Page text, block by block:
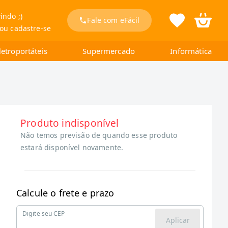
;)
cadastre-se
Fale com eFácil
Supermercado Informática
Produto indisponível
Não temos previsão de quando esse produto
estará disponível novamente.
Calcule o frete e prazo
Digite seu CEP
Aplicar